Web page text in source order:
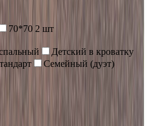
70*70 2 шт
Детский в кроватку
Семейный (дуэт)